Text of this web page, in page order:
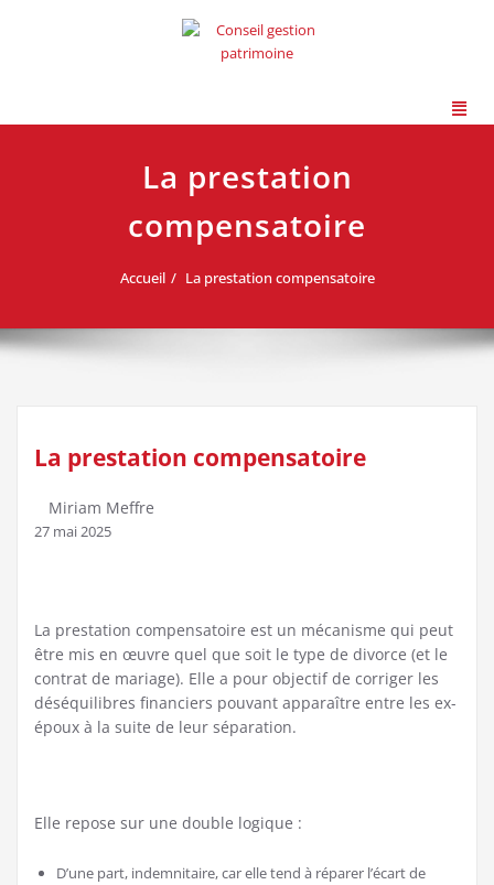
La prestation
compensatoire
Accueil La prestation compensatoire
La prestation compensatoire
Miriam Meffre
27 mai 2025
La prestation compensatoire est un mécanisme qui peut
être mis en œuvre quel que soit le type de divorce (et le
contrat de mariage). Elle a pour objectif de corriger les
déséquilibres financiers pouvant apparaître entre les ex-
époux à la suite de leur séparation.
Elle repose sur une double logique :
D’une part, indemnitaire, car elle tend à réparer l’écart de